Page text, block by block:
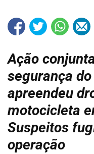
Ação
segurança
apreendeu
motocicleta
Suspeitos
operação